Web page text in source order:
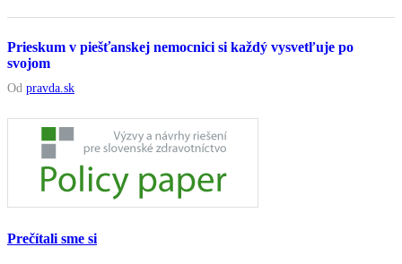
Prieskum v piešťanskej nemocnici si každý vysvetľuje po
svojom
Od pravda.sk
Prečítali sme si